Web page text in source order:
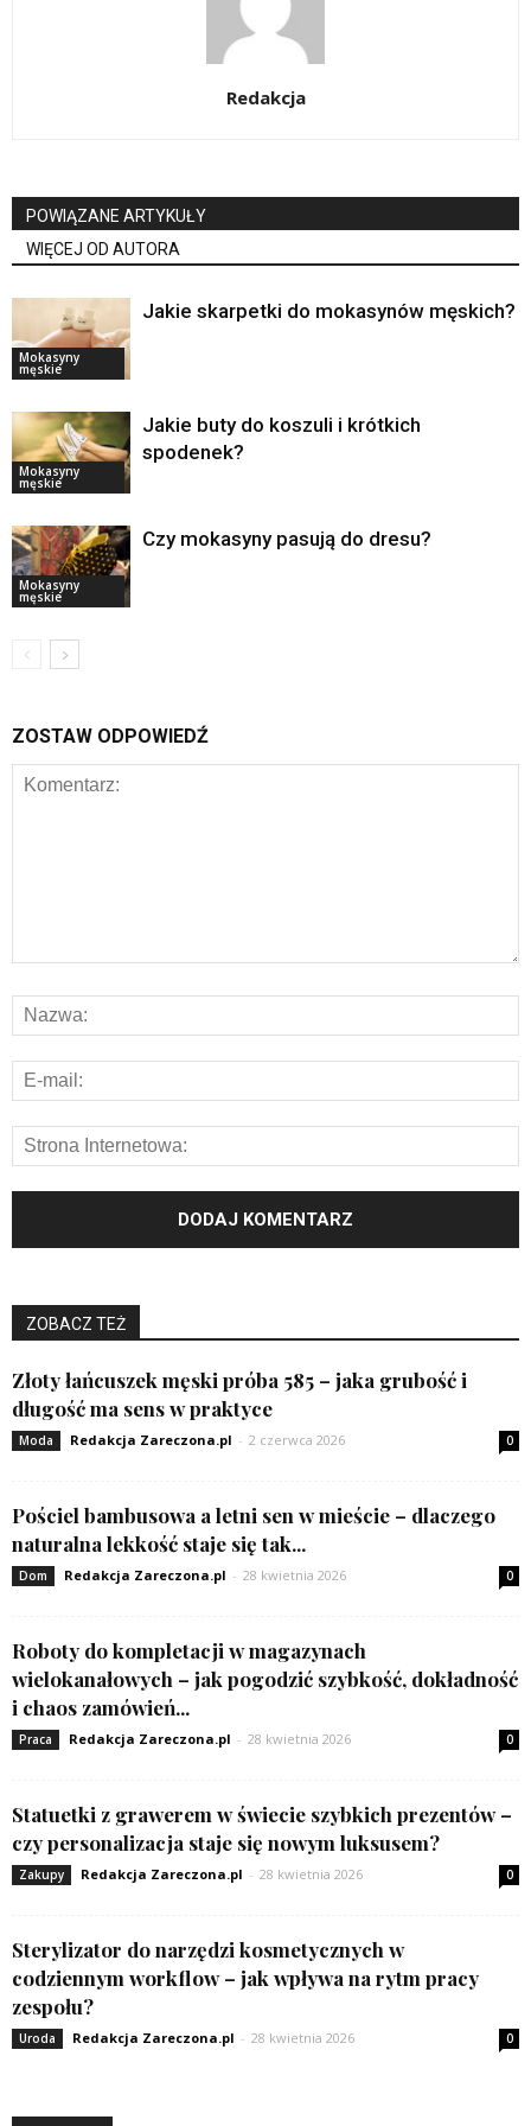
Redakcja
POWIĄZANE ARTYKUŁY
WIĘCEJ OD AUTORA
Mokasyny
męskie
Jakie skarpetki do mokasynów męskich?
Mokasyny
męskie
Jakie buty do koszuli i krótkich
spodenek?
Mokasyny
męskie
Czy mokasyny pasują do dresu?
ZOSTAW ODPOWIEDŹ
ZOBACZ TEŻ
Złoty łańcuszek męski próba 585 – jaka grubość i
długość ma sens w praktyce
Moda Redakcja Zareczona.pl - 2 czerwca 2026 0
Pościel bambusowa a letni sen w mieście – dlaczego
naturalna lekkość staje się tak...
Dom Redakcja Zareczona.pl - 28 kwietnia 2026 0
Roboty do kompletacji w magazynach
wielokanałowych – jak pogodzić szybkość, dokładność
i chaos zamówień...
Praca Redakcja Zareczona.pl - 28 kwietnia 2026 0
Statuetki z grawerem w świecie szybkich prezentów –
czy personalizacja staje się nowym luksusem?
Zakupy Redakcja Zareczona.pl - 28 kwietnia 2026 0
Sterylizator do narzędzi kosmetycznych w
codziennym workflow – jak wpływa na rytm pracy
zespołu?
Uroda Redakcja Zareczona.pl - 28 kwietnia 2026 0